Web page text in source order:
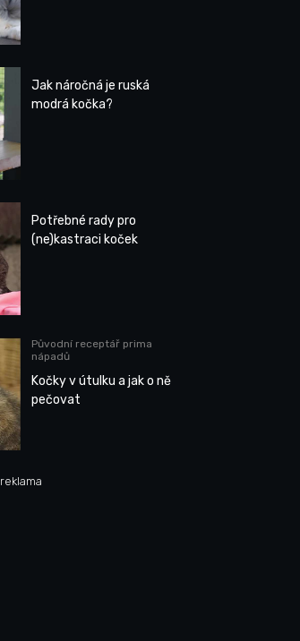
Jak náročná je ruská
modrá kočka?
Potřebné rady pro
(ne)kastraci koček
Původní receptář prima
nápadů
Kočky v útulku a jak o ně
pečovat
reklama